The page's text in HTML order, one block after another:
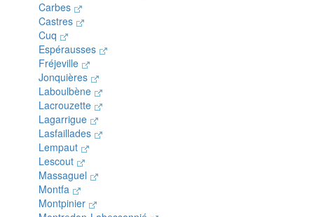
Carbes
Castres
Cuq
Espérausses
Fréjeville
Jonquières
Laboulbène
Lacrouzette
Lagarrigue
Lasfaillades
Lempaut
Lescout
Massaguel
Montfa
Montpinier